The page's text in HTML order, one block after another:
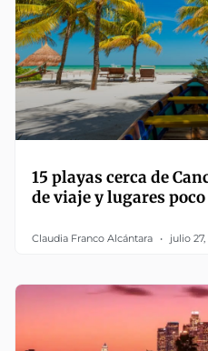
15 playas cerca de
de viaje y lugares
Claudia Franco Alcántara julio